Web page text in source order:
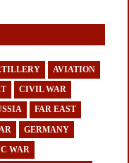
AVIATION
CIVIL WAR
FAR EAST
GERMANY
WAR